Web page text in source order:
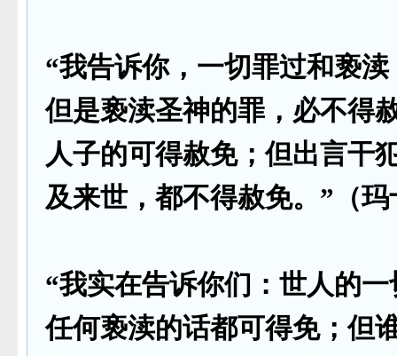
“我告诉你，一切罪过和亵
但是亵渎圣神的罪，必不得
人子的可得赦免；但出言干
及来世，都不得赦免。”（玛
“我实在告诉你们：世人的
任何亵渎的话都可得免；但